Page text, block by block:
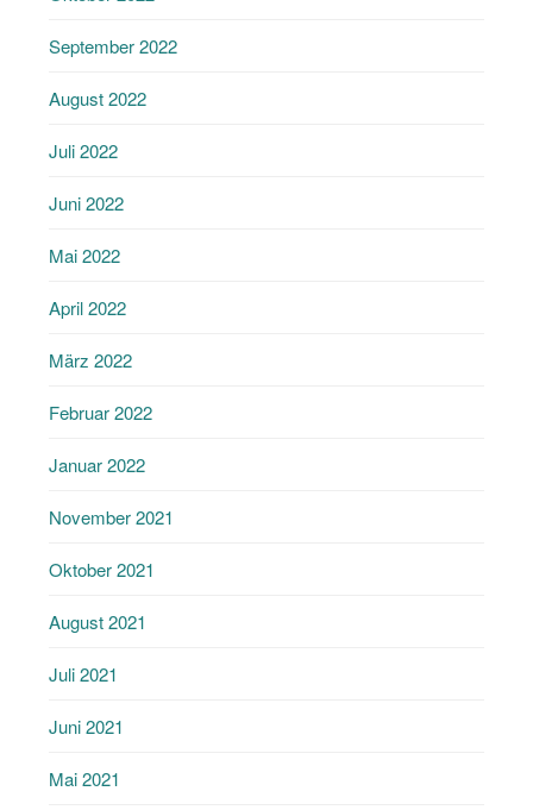
September 2022
August 2022
Juli 2022
Juni 2022
Mai 2022
April 2022
März 2022
Februar 2022
Januar 2022
November 2021
Oktober 2021
August 2021
Juli 2021
Juni 2021
Mai 2021